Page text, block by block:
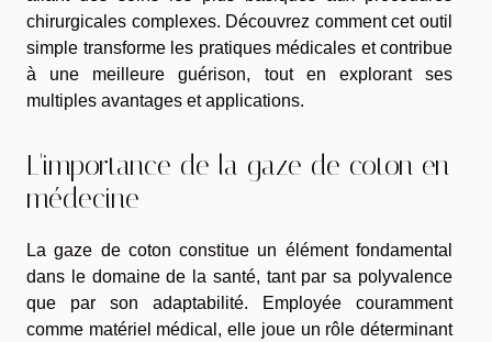
chirurgicales complexes. Découvrez comment cet outil
simple transforme les pratiques médicales et contribue
à une meilleure guérison, tout en explorant ses
multiples avantages et applications.
L'importance de la gaze de coton en
médecine
La gaze de coton constitue un élément fondamental
dans le domaine de la santé, tant par sa polyvalence
que par son adaptabilité. Employée couramment
comme matériel médical, elle joue un rôle déterminant